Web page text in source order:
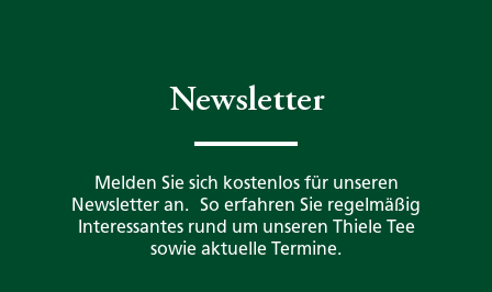
Newsletter
Melden Sie sich kostenlos für unseren
Newsletter an. So erfahren Sie regelmäßig
Interessantes rund um unseren Thiele Tee
sowie aktuelle Termine.